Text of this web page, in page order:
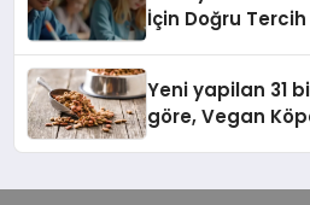
İçin Doğru Tercih
Yeni yapilan 31
göre, Vegan